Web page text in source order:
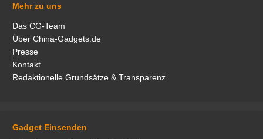
Mehr zu uns
Das CG-Team
Über China-Gadgets.de
Presse
Kontakt
Redaktionelle Grundsätze & Transparenz
Gadget Einsenden